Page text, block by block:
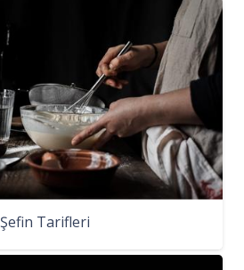
Şefin Tarifleri